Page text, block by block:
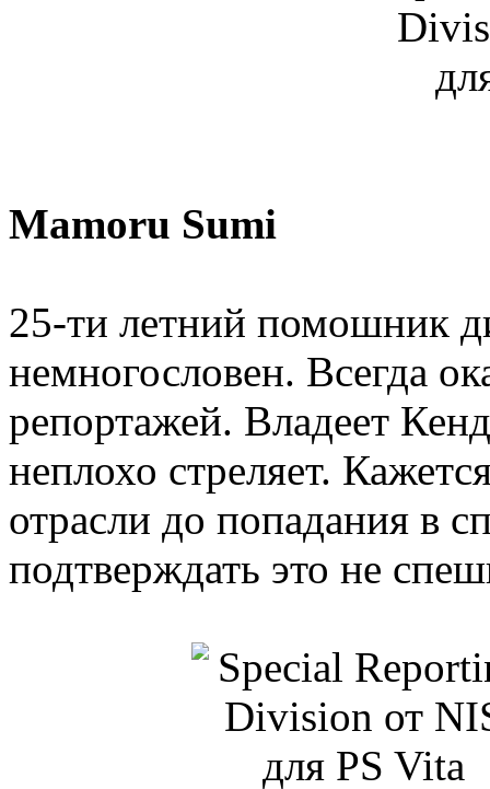
Mamoru Sumi
25-ти летний помошник
немногословен. Всегда
репортажей. Владеет
неплохо стреляет.
отрасли до попадания в
подтверждать это не